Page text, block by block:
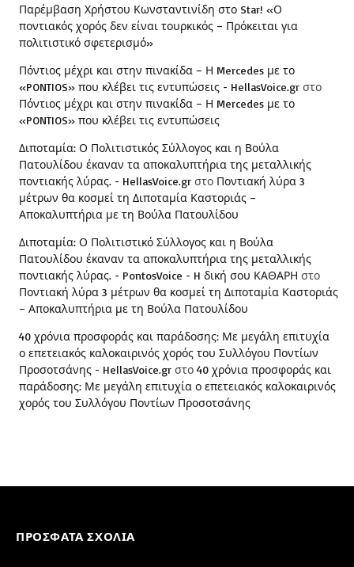
Παρέμβαση Χρήστου Κωνσταντινίδη στο Star! «Ο
ποντιακός χορός δεν είναι τουρκικός – Πρόκειται για
πολιτιστικό σφετερισμό»
Πόντιος μέχρι και στην πινακίδα – Η Mercedes με το
«PONTIOS» που κλέβει τις εντυπώσεις - HellasVoice.gr στο
Πόντιος μέχρι και στην πινακίδα – Η Mercedes με το
«PONTIOS» που κλέβει τις εντυπώσεις
Διποταμία: Ο Πολιτιστικός Σύλλογος και η Βούλα
Πατουλίδου έκαναν τα αποκαλυπτήρια της μεταλλικής
ποντιακής λύρας. - HellasVoice.gr στο Ποντιακή λύρα 3
μέτρων θα κοσμεί τη Διποταμία Καστοριάς –
Αποκαλυπτήρια με τη Βούλα Πατουλίδου
Διποταμία: Ο Πολιτιστικό Σύλλογος και η Βούλα
Πατουλίδου έκαναν τα αποκαλυπτήρια της μεταλλικής
ποντιακής λύρας. - PontosVoice - H δική σου ΚΑΘΑΡΗ στο
Ποντιακή λύρα 3 μέτρων θα κοσμεί τη Διποταμία Καστοριάς
– Αποκαλυπτήρια με τη Βούλα Πατουλίδου
40 χρόνια προσφοράς και παράδοσης: Με μεγάλη επιτυχία
ο επετειακός καλοκαιρινός χορός του Συλλόγου Ποντίων
Προσοτσάνης - HellasVoice.gr στο 40 χρόνια προσφοράς και
παράδοσης: Με μεγάλη επιτυχία ο επετειακός καλοκαιρινός
χορός του Συλλόγου Ποντίων Προσοτσάνης
ΠΡΌΣΦΑΤΑ ΣΧΌΛΙΑ